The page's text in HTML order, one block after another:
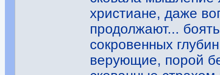
христиане, даже
продолжают...
сокровенных
верующие, порой